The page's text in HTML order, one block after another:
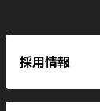
採用情報